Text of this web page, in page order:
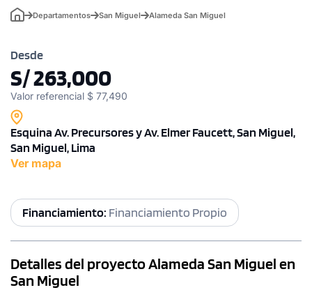
Departamentos San Miguel Alameda San Miguel
Desde
S/ 263,000
Valor referencial $ 77,490
Esquina Av. Precursores y Av. Elmer Faucett, San Miguel,
San Miguel, Lima
Ver mapa
Financiamiento: Financiamiento Propio
Detalles del proyecto Alameda San Miguel en
San Miguel